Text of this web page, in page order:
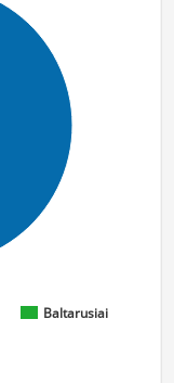
Baltarusiai